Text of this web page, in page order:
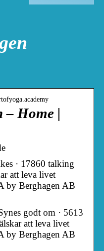
– Home |
· 17860 talking
att leva livet
by Berghagen AB
godt om · 5613
att leva livet
by Berghagen AB